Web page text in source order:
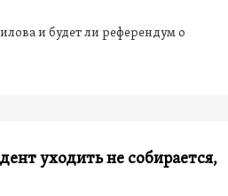
и будет ли референдум о
уходить не собирается,